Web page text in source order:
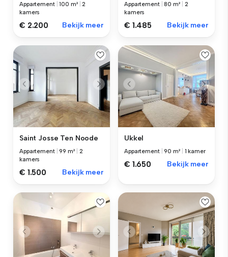
Appartement |100 m² |2
kamers
€ 2.200 Bekijk meer
Appartement |80 m²
2
kamers
€ 1.485 Bekijk meer
Saint Josse Ten Noode
Appartement |99 m²
2
kamers
€ 1.500 Bekijk meer
Ukkel
Appartement |90 m² 1 kamer
€ 1.650 Bekijk meer